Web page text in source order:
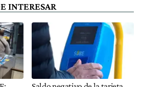
INTERESAR